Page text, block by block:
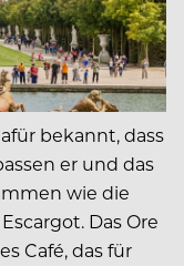
bekannt, dass
er und das
wie die
Das Ore
Café, das für